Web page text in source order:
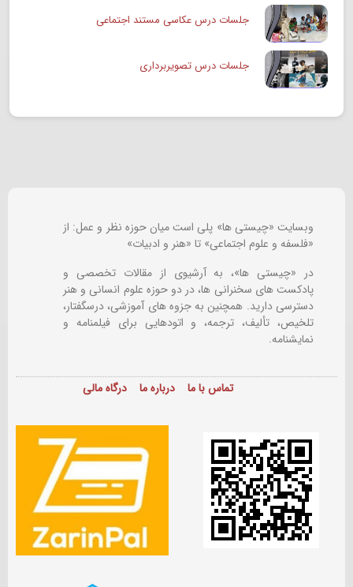
جلسات درس عکاسی مستند اجتماعی
جلسات درس تصویربرداری
وبسایت «چیستی ها» پلی است میان حوزه نظر و عمل: از
«فلسفه و علوم اجتماعی» تا «هنر و ادبیات»
در «چیستی ها»، به آرشیوی از مقالات تخصصی و
پادکست های سخنرانی ها، در دو حوزه علوم انسانی و هنر
دسترسی دارید. همچنین به جزوه های آموزشی، درسگفتار،
تلخیص، تألیف، ترجمه، و اتودهایی برایفیلمنامه و
نمایشنامه.
تماس با ما درباره ما درگاه مالی